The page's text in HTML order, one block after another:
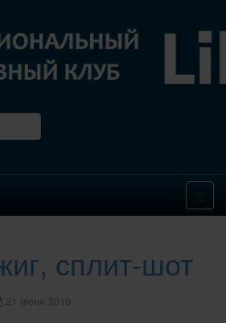
сплит-шот
21 июня 2019